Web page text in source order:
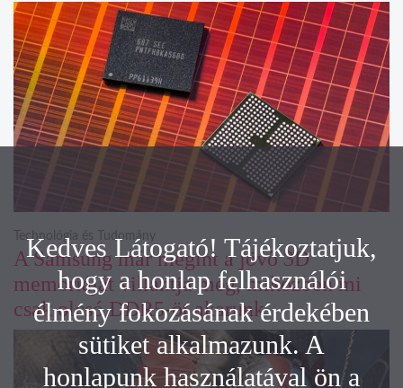
A Samsung már megint a jövő 3D
memóriáját villantja meg, miközben mi
csak olcsó DDR5-öt akarunk
Technológia és Tudomány
Kedves Látogató! Tájékoztatjuk,
hogy a honlap felhasználói
élmény fokozásának érdekében
sütiket alkalmazunk. A
honlapunk használatával ön a